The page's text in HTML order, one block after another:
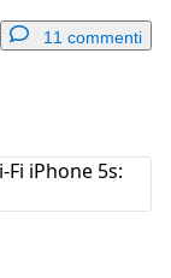
11 commenti